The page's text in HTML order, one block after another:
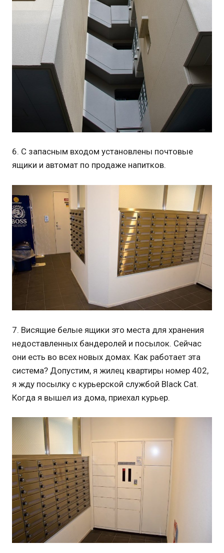
6. С запасным входом установлены почтовые
ящики и автомат по продаже напитков.
7. Висящие белые ящики это места для хранения
недоставленных бандеролей и посылок. Сейчас
они есть во всех новых домах. Как работает эта
система? Допустим, я жилец квартиры номер 402,
я жду посылку с курьерской службой Black Cat.
Когда я вышел из дома, приехал курьер.